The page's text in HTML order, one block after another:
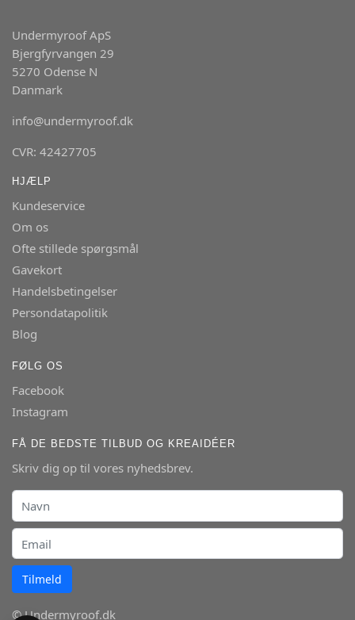
Undermyroof ApS
Bjergfyrvangen 29
5270 Odense N
Danmark
info@undermyroof.dk
CVR: 42427705
HJÆLP
Kundeservice
Om os
Ofte stillede spørgsmål
Gavekort
Handelsbetingelser
Persondatapolitik
Blog
FØLG OS
Facebook
Instagram
FÅ DE BEDSTE TILBUD OG KREAIDÉER
Skriv dig op til vores nyhedsbrev.
Tilmeld
© Undermyroof.dk